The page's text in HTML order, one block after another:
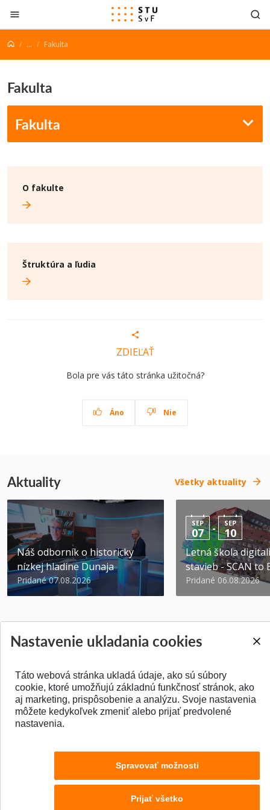
Prejsť na obsah
... Fakulta
Fakulta
Fakulta
O fakulte
Štruktúra a ľudia
ZDIEĽAŤ
Bola pre vás táto stránka užitočná?
Áno Nie
Aktuality Všetky aktuality
Náš odborník o historicky
nízkej hladine Dunaja
Pridané 07.08.2026
SEP
07 - SEP
10
Letná škola
stavieb - SCAN to
Pridané 06.08.2026
SPÄŤ NA VRCH
Nastavenie ukladania cookies
Táto webová stránka ukladá údaje, ako sú súbory
cookie, ktoré umožňujú základnú funkčnosť stránok, ako
aj marketing, prispôsobenie a analýzu. Svoje nastavenia
môžete kedykoľvek zmeniť alebo prijať predvolené
nastavenia.
Spravovať možnosti
Prijať všetko